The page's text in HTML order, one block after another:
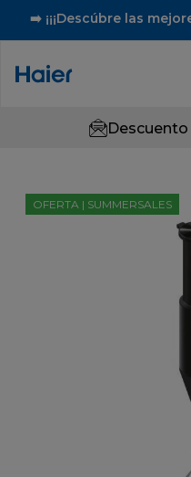
➡️ ¡¡¡Descúbre las
Descuento
OFERTA | SUMMERSALES